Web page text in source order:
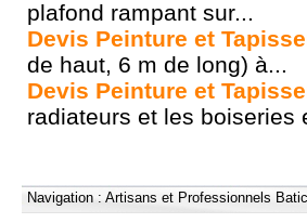
plafond rampant sur...
Devis Peinture et
de haut, 6 m de long) à...
Devis Peinture et
radiateurs et les boiseries
Navigation : Artisans et Professionnels